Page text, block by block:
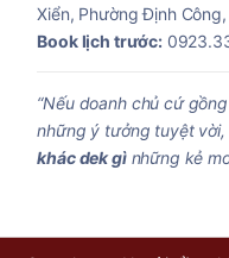
Xiển, Phường Định
Book lịch trước:
“Nếu doanh chủ cứ
những ý tưởng tuyệt
khác dek gìnhững kẻ